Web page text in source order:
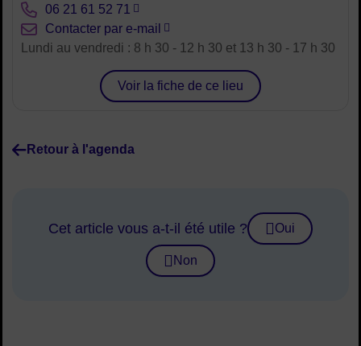
Tél. :06 21 61 52 71
Courriel :Contacter par e-mail
Horaires :
Lundi au vendredi : 8 h 30 - 12 h 30 et 13 h 30 - 17 h 30
Voir la fiche de ce lieu
Retour à l'agenda
Cet article vous a-t-il été utile ? Oui
Non